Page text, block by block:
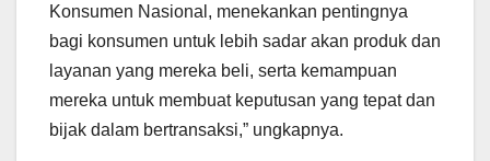
Konsumen Nasional, menekankan pentingnya
bagi konsumen untuk lebih sadar akan produk dan
layanan yang mereka beli, serta kemampuan
mereka untuk membuat keputusan yang tepat dan
bijak dalam bertransaksi,” ungkapnya.